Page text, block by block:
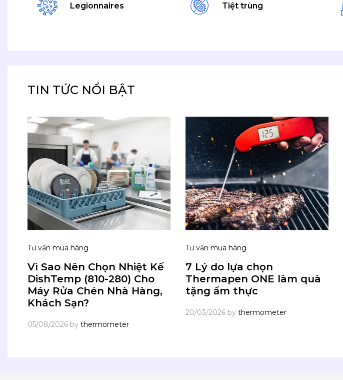
Legionnaires Tiệt trùng
TIN TỨC NỔI BẬT
Tư vấn mua hàng
Vì Sao Nên Chọn Nhiệt Kế
DishTemp (810-280) Cho
Máy Rửa Chén Nhà Hàng,
Khách Sạn?
05/08/2026 by thermometer
Tư vấn mua hàng
7 Lý do lựa chọn
Thermapen ONE làm quà
tặng ẩm thực
20/03/2026 by thermometer